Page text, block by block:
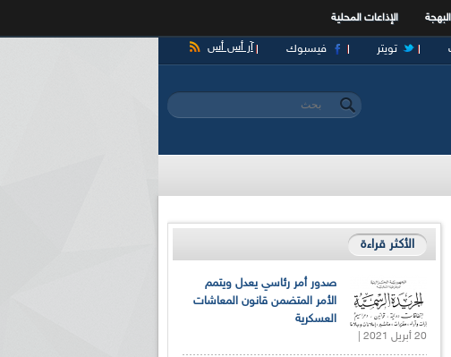
البهجة الإذاعات المحلية
آر أس أس فيسبوك تويتر
استمارة البحث
‏بحث ‏
الأكثر قراءة
صدور أمر رئاسي يعدل ويتمم
الأمر المتضمن قانون المعاشات
العسكرية
20 أبريل 2021 |